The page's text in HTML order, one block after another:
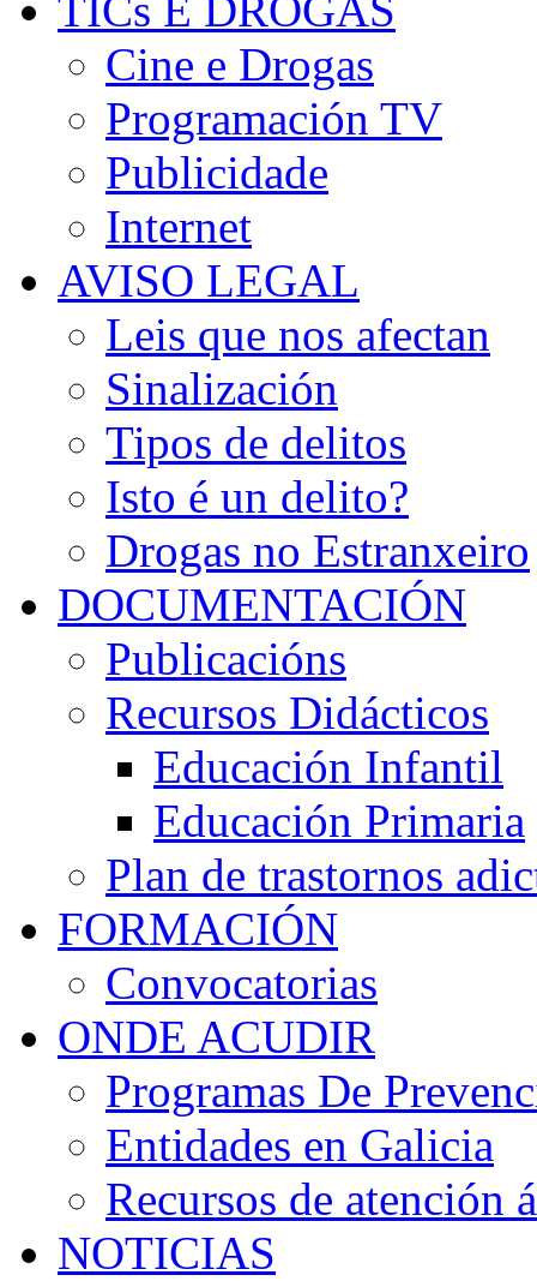
TICs E DROGAS
Cine e Drogas
Programación TV
Publicidade
Internet
AVISO LEGAL
Leis que nos afectan
Sinalización
Tipos de delitos
Isto é un delito?
Drogas no Estranxeiro
DOCUMENTACIÓN
Publicacións
Recursos Didácticos
Educación Infantil
Educación Primaria
Plan de trastornos
FORMACIÓN
Convocatorias
ONDE ACUDIR
Programas De
Entidades en Galicia
Recursos de atención
NOTICIAS